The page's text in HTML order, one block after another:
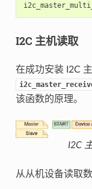
I2C 主机读取
在成功安装 I2C
该函数的原理。
I2C
从从机设备读取